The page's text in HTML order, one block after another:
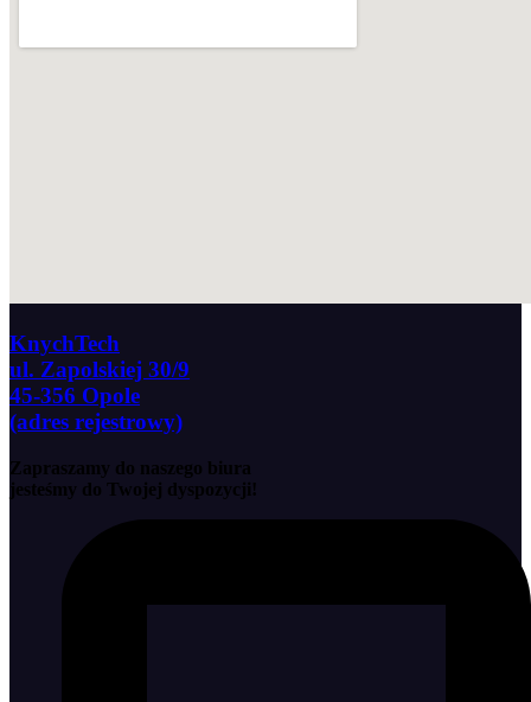
KnychTech
ul. Zapolskiej 30/9
45-356 Opole
(adres rejestrowy)
Zapraszamy do naszego biura
jesteśmy do Twojej dyspozycji!